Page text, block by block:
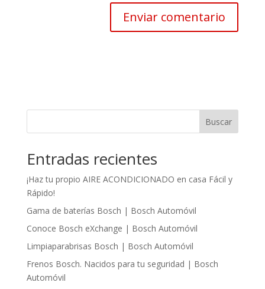
Buscar
Entradas recientes
¡Haz tu propio AIRE ACONDICIONADO en casa Fácil y
Rápido!
Gama de baterías Bosch | Bosch Automóvil
Conoce Bosch eXchange | Bosch Automóvil
Limpiaparabrisas Bosch | Bosch Automóvil
Frenos Bosch. Nacidos para tu seguridad | Bosch
Automóvil